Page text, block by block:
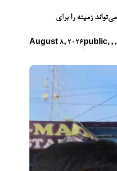
زمینه را برای
August 8, 2026 public, , ,